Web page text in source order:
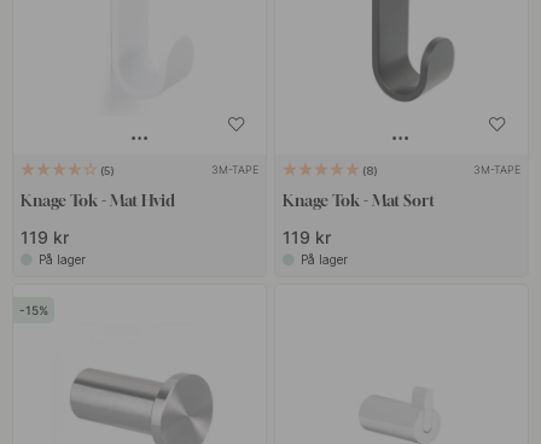
5 3M-TAPE
Knage Tok - Mat Hvid
119 kr
På lager
8 3M-TAPE
Knage Tok - Mat Sort
119 kr
På lager
15